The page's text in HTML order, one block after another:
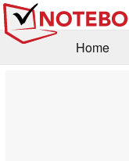
Home